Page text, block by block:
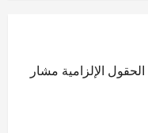
الحقول الإلزامية مشار